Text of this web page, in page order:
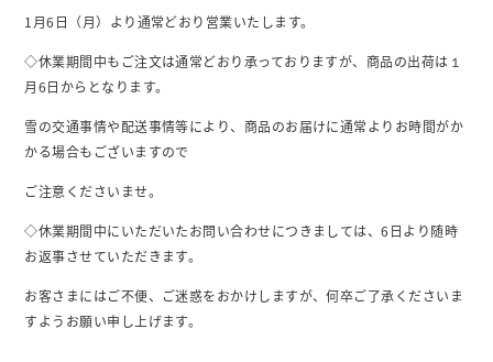
1月6日（月）より通常どおり営業いたします。
◇休業期間中もご注文は通常どおり承っておりますが、商品の出荷は１
月6日からとなります。
雪の交通事情や配送事情等により、商品のお届けに通常よりお時間がか
かる場合もございますので
ご注意くださいませ。
◇休業期間中にいただいたお問い合わせにつきましては、6日より随時
お返事させていただきます。
お客さまにはご不便、ご迷惑をおかけしますが、何卒ご了承くださいま
すようお願い申し上げます。